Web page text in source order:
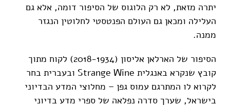
יתרה מזאת, לא רק הלוגוס של הסיפור דומה, אלא גם
העלילה ומכאן גם העולם הפנטסטי לחלוטין הנגזר
ממנה.
הסיפור של הארלאן אליסון (2018-1934) לקוח מתוך
קובץ שנקרא באנגלית Strange Wine ובעברית בחר
לקרוא לו המתרגם עמוס גפן – מחלוצי המדע הבדיוני
בישראל, שערך סדרה נפלאה של ספרי מדע בדיוני